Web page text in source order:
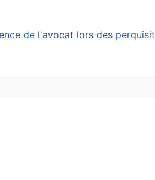
de l'avocat lors des